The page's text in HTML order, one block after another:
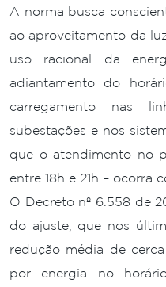
A norma busca
ao aproveitamento da
uso racional da
adiantamento do
carregamento nas
subestações e nos
que o atendimento no
entre 18h e 21h – ocorra
O Decreto nº 6.558 de
do ajuste, que nos
redução média de
por energia no